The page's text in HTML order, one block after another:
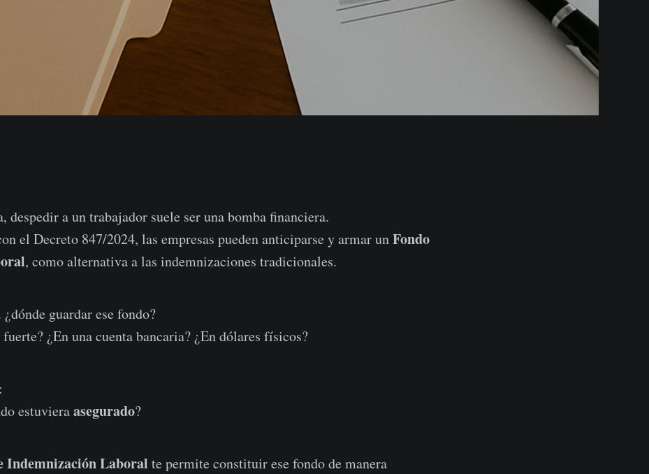
despedir a un trabajador suele ser una bomba financiera.
el Decreto 847/2024, las empresas pueden anticiparse y armar unFondo
, como alternativa a las indemnizaciones tradicionales.
guardar ese fondo?
fuerte? ¿En una cuenta bancaria? ¿En dólares físicos?
estuvieraasegurado?
Indemnización Laboral te permite constituir ese fondo de manera